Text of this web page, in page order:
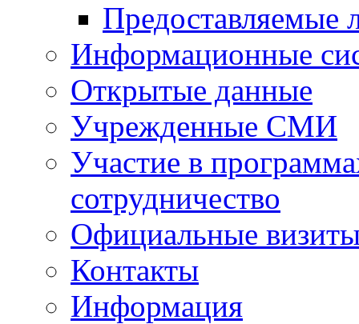
Предоставляемые
Информационные
Открытые данные
Учрежденные СМИ
Участие в
сотрудничество
Официальные
Контакты
Информация